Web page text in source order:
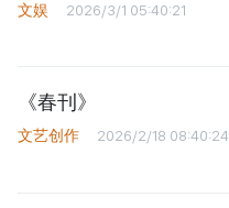
文娱 2026/3/1 05:40:21
《春刊》
文艺创作 2026/2/18 08:40:24